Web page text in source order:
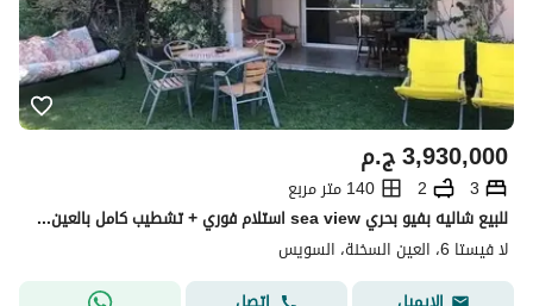
ج.م3,930,000
3
2
140 متر مربع
للبيع شاليه بفيو بحري sea view استلام فوري + تشطيب كامل بالعين السخنه من لافيستا في لافيستا السخنهLavista Sokhna
لا فيستا 6، العين السخنة، السويس